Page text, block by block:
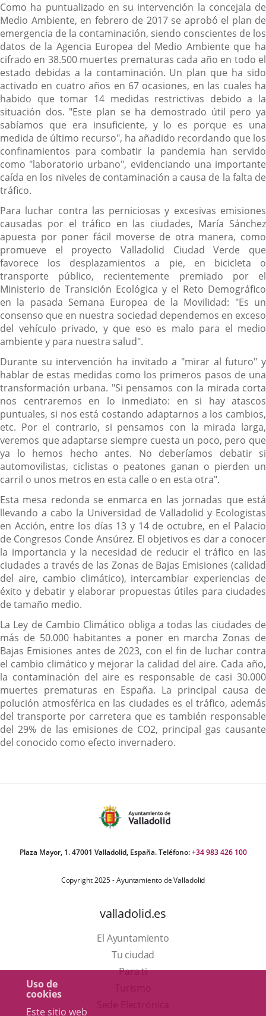
Uso de
cookies
Este sitio web
Como ha puntualizado en su intervención la concejala de
Medio Ambiente, en febrero de 2017 se aprobó el plan de
emergencia de la contaminación, siendo conscientes de los
datos de la Agencia Europea del Medio Ambiente que ha
cifrado en 38.500 muertes prematuras cada año en todo el
estado debidas a la contaminación. Un plan que ha sido
activado en cuatro años en 67 ocasiones, en las cuales ha
habido que tomar 14 medidas restrictivas debido a la
situación dos. "Este plan se ha demostrado útil pero ya
sabíamos que era insuficiente, y lo es porque es una
medida de último recurso", ha añadido recordando que los
confinamientos para combatir la pandemia han servido
como "laboratorio urbano", evidenciando una importante
caída en los niveles de contaminación a causa de la falta de
tráfico.
Para luchar contra las perniciosas y excesivas emisiones
causadas por el tráfico en las ciudades, María Sánchez
apuesta por poner fácil moverse de otra manera, como
promueve el proyecto Valladolid Ciudad Verde que
favorece los desplazamientos a pie, en bicicleta o
transporte público, recientemente premiado por el
Ministerio de Transición Ecológica y el Reto Demográfico
en la pasada Semana Europea de la Movilidad: "Es un
consenso que en nuestra sociedad dependemos en exceso
del vehículo privado, y que eso es malo para el medio
ambiente y para nuestra salud".
Durante su intervención ha invitado a "mirar al futuro" y
hablar de estas medidas como los primeros pasos de una
transformación urbana. "Si pensamos con la mirada corta
nos centraremos en lo inmediato: en si hay atascos
puntuales, si nos está costando adaptarnos a los cambios,
etc. Por el contrario, si pensamos con la mirada larga,
veremos que adaptarse siempre cuesta un poco, pero que
ya lo hemos hecho antes. No deberíamos debatir si
automovilistas, ciclistas o peatones ganan o pierden un
carril o unos metros en esta calle o en esta otra".
Esta mesa redonda se enmarca en las jornadas que está
llevando a cabo la Universidad de Valladolid y Ecologistas
en Acción, entre los días 13 y 14 de octubre, en el Palacio
de Congresos Conde Ansúrez. El objetivos es dar a conocer
la importancia y la necesidad de reducir el tráfico en las
ciudades a través de las Zonas de Bajas Emisiones (calidad
del aire, cambio climático), intercambiar experiencias de
éxito y debatir y elaborar propuestas útiles para ciudades
de tamaño medio.
La Ley de Cambio Climático obliga a todas las ciudades de
más de 50.000 habitantes a poner en marcha Zonas de
Bajas Emisiones antes de 2023, con el fin de luchar contra
el cambio climático y mejorar la calidad del aire. Cada año,
la contaminación del aire es responsable de casi 30.000
muertes prematuras en España. La principal causa de
polución atmosférica en las ciudades es el tráfico, además
del transporte por carretera que es también responsable
del 29% de las emisiones de CO2, principal gas causante
del conocido como efecto invernadero.
Plaza Mayor, 1. 47001 Valladolid, España. Teléfono:+34 983 426 100
Copyright 2025 - Ayuntamiento de Valladolid
valladolid.es
El Ayuntamiento
Tu ciudad
Para ti